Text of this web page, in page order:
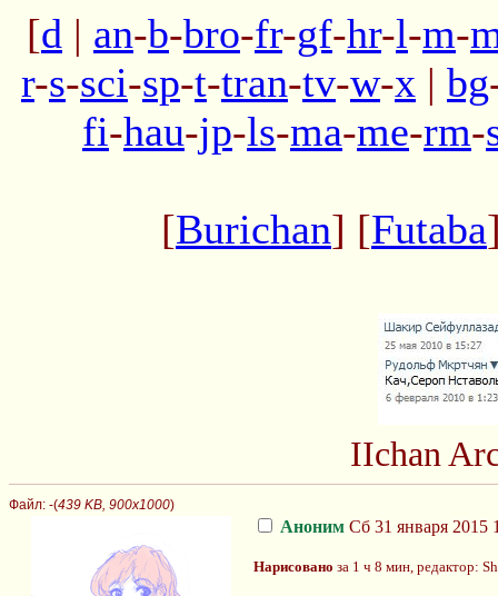
[d | an-b-bro-fr-gf-hr-l-m-
r-s-sci-sp-t-tran-tv-w-x | bg
fi-hau-jp-ls-ma-me-rm-
[Burichan] [Futaba
IIchan
Файл: -(439 KB, 900x1000)
Аноним Сб 31 января 2015
Нарисовано за 1 ч 8 мин, редактор: